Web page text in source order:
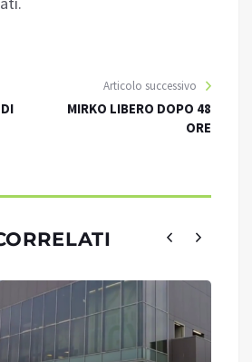
Articolo successivo
MIRKO LIBERO DOPO 48
ORE